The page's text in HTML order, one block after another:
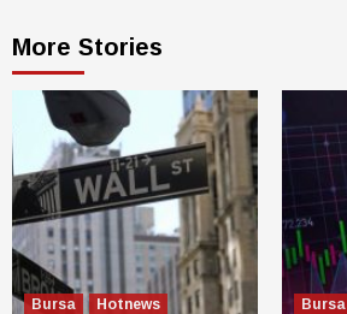
More Stories
Bursa
Hotnews
Bursa